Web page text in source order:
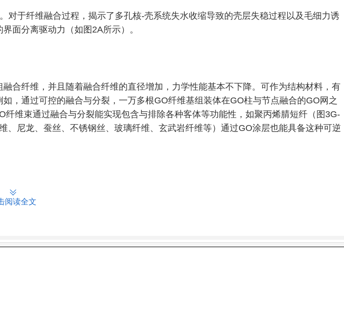
于纤维融合过程，揭示了多孔核-壳系统失水收缩导致的壳层失稳过程以及毛细力诱
面分离驱动力（如图2A所示）。
合纤维，并且随着融合纤维的直径增加，力学性能基本不下降。可作为结构材料，有
，通过可控的融合与分裂，一万多根GO纤维基组装体在GO柱与节点融合的GO网之
维束通过融合与分裂能实现包含与排除各种客体等功能性，如聚丙烯腈短纤（图3G-
尼龙、蚕丝、不锈钢丝、玻璃纤维、玄武岩纤维等）通过GO涂层也能具备这种可逆
阅读全文